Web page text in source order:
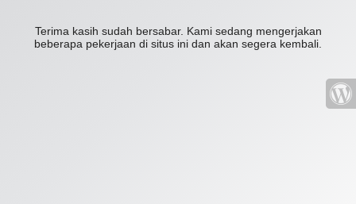
Terima kasih sudah bersabar. Kami sedang mengerjakan
beberapa pekerjaan di situs ini dan akan segera kembali.